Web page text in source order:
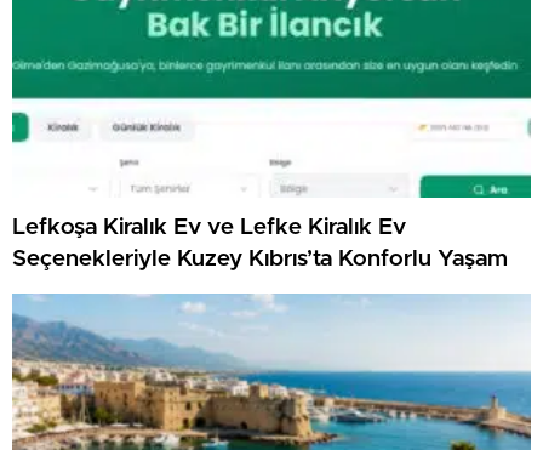
Lefkoşa Kiralık Ev ve Lefke Kiralık Ev
Seçenekleriyle Kuzey Kıbrıs’ta Konforlu Yaşam